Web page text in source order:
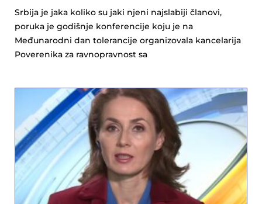
Srbija je jaka koliko su jaki njeni najslabiji članovi,
poruka je godišnje konferencije koju je na
Međunarodni dan tolerancije organizovala kancelarija
Poverenika za ravnopravnost sa